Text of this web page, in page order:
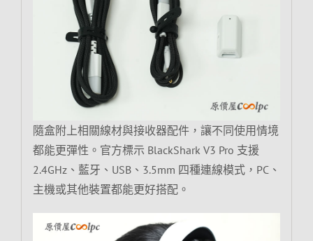
隨盒附上相關線材與接收器配件，讓不同使用情境
都能更彈性。官方標示 BlackShark V3 Pro 支援
2.4GHz、藍牙、USB、3.5mm 四種連線模式，PC、
主機或其他裝置都能更好搭配。